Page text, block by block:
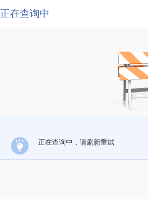
正在查询中
正在查询中，请刷新重试